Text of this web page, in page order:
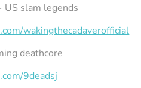
slam legends
wakingthecadaverofficial
deathcore
9deadsj